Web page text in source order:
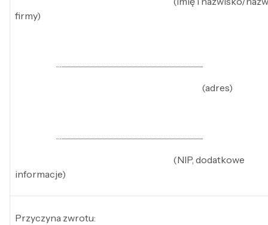
firmy)
…......................................................................................................................
(adres)
…......................................................................................................................
(NIP, dodatkowe
informacje)
Przyczyna zwrotu: